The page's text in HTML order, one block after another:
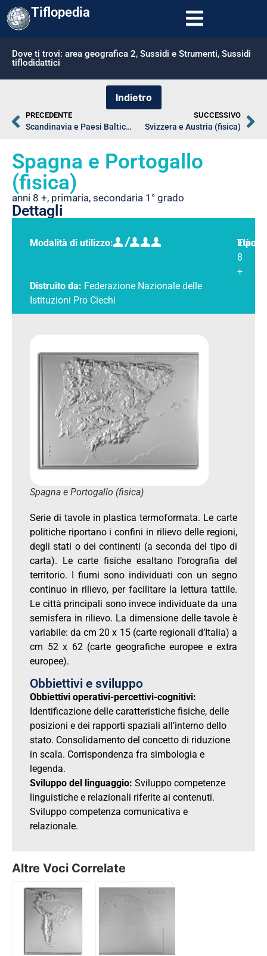
Tiflopedia
Dove ti trovi: area geografica 2, Sussidi e Strumenti, Sussidi
tiflodidattici
PRECEDENTE
Scandinavia e Paesi Baltici (fisica)
SUCCESSIVO
Svizzera e Austria (fisica)
Spagna e Portogallo
(fisica)
anni 8 +, primaria, secondaria 1° grado
Dettagli
Modalità di utilizzo:
Età:
8
+
Distruito da: Federazione Nazionale delle
Istituzioni Pro Ciechi
Spagna e Portogallo (fisica)
Serie di tavole in plastica termoformata. Le carte
politiche riportano i confini in rilievo delle regioni,
degli stati o dei continenti (a seconda del tipo di
carta). Le carte fisiche esaltano l’orografia del
territorio. I fiumi sono individuati con un segno
continuo in rilievo, per facilitare la lettura tattile.
Le città principali sono invece individuate da una
semisfera in rilievo. La dimensione delle tavole è
variabile: da cm 20 x 15 (carte regionali d’Italia) a
cm 52 x 62 (carte geografiche europee e extra
europee).
Obbiettivi e sviluppo
Obbiettivi operativi-percettivi-cognitivi:
Identificazione delle caratteristiche fisiche, delle
posizioni e dei rapporti spaziali all’interno dello
stato. Consolidamento del concetto di riduzione
in scala. Corrispondenza fra simbologia e
legenda.
Sviluppo del linguaggio: Sviluppo competenze
linguistiche e relazionali riferite ai contenuti.
Sviluppo competenza comunicativa e
relazionale.
Altre Voci Correlate